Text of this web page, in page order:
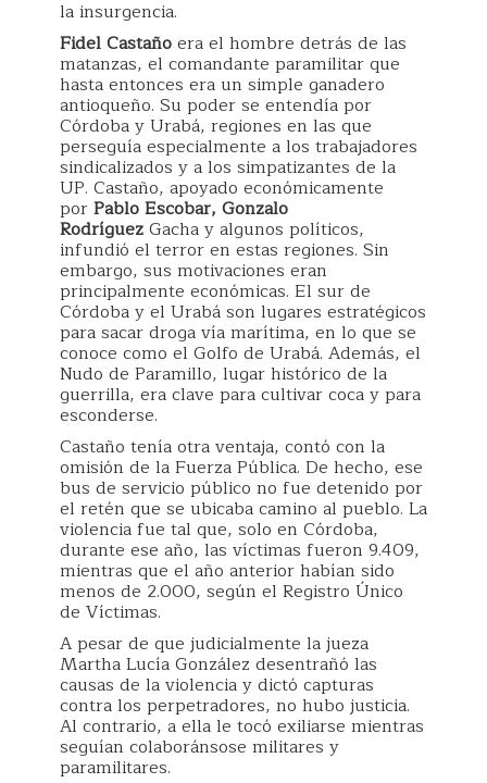
la insurgencia.
Fidel Castañoera el hombre detrás de las
matanzas, el comandante paramilitar que
hasta entonces era un simple ganadero
antioqueño. Su poder se entendía por
Córdoba y Urabá, regiones en las que
perseguía especialmente a los trabajadores
sindicalizados y a los simpatizantes de la
UP. Castaño, apoyado económicamente
porPablo Escobar, Gonzalo
RodríguezGacha y algunos políticos,
infundió el terror en estas regiones. Sin
embargo, sus motivaciones eran
principalmente económicas. El sur de
Córdoba y el Urabá son lugares estratégicos
para sacar droga vía marítima, en lo que se
conoce como el Golfo de Urabá. Además, el
Nudo de Paramillo, lugar histórico de la
guerrilla, era clave para cultivar coca y para
esconderse.
Castaño tenía otra ventaja, contó con la
omisión de la Fuerza Pública. De hecho, ese
bus de servicio público no fue detenido por
el retén que se ubicaba camino al pueblo. La
violencia fue tal que, solo en Córdoba,
durante ese año, las víctimas fueron 9.409,
mientras que el año anterior habían sido
menos de 2.000, según el Registro Único
de Víctimas.
A pesar de que judicialmente la jueza
Martha Lucía González desentrañó las
causas de la violencia y dictó capturas
contra los perpetradores, no hubo justicia.
Al contrario, a ella le tocó exiliarse mientras
seguían colaboránsose militares y
paramilitares.